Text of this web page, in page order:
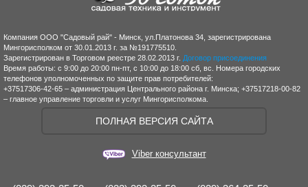
Компания ООО "Садовый рай" - Минск, ул.Платонова 34, зарегистрирована
Мингорисполком от 30.01.2013 г. за №191775510.
Зарегистрирован в Торговом реестре 28.02.2013 г. Договор присоединения
Время работы: с 9:00 до 20:00 пн-пт, с 10:00 до 18:00 сб, вс. Номера городских
телефонов уполномоченных по защите прав потребителей:
+37517306-42-65 – администрация Центрального района г. Минска; +37517218-00-82
– главное управление торговли и услуг Мингорисполкома.
ПОЛНАЯ ВЕРСИЯ САЙТА
Viber консультант